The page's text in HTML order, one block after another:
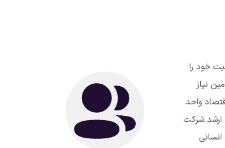
سال 1393 به طور رسمی فعالیت خود را
نیاز
واحد
ارشد شرکت